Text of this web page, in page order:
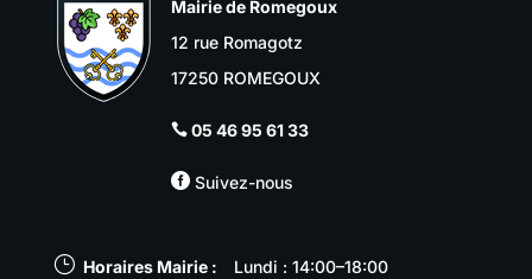
Mairie de Romegoux
12 rue Romagotz
17250 ROMEGOUX
 05 46 95 61 33
Suivez-nous
} Horaires Mairie :
Lundi : 14:00–18:00